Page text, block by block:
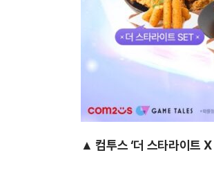
▲ 컴투스 ‘더 스타라이트 X